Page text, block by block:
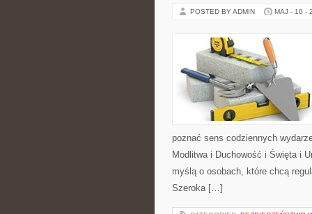
POSTED BY ADMIN MAJ - 10 -
poznać sens codziennych
Modlitwa i Duchowość i Święta i
myślą o osobach, które chcą
Szeroka […]